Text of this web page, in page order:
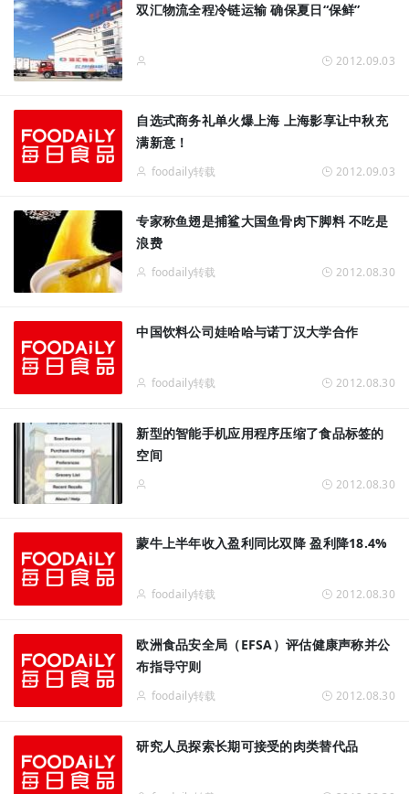
双汇物流全程冷链运输 确保夏日“保鲜”
2012.09.03
自选式商务礼单火爆上海 上海影享让中秋充
满新意！
foodaily转载 2012.09.03
专家称鱼翅是捕鲨大国鱼骨肉下脚料 不吃是
浪费
foodaily转载 2012.08.30
中国饮料公司娃哈哈与诺丁汉大学合作
foodaily转载 2012.08.30
新型的智能手机应用程序压缩了食品标签的
空间
2012.08.30
蒙牛上半年收入盈利同比双降 盈利降18.4%
foodaily转载 2012.08.30
欧洲食品安全局（EFSA）评估健康声称并公
布指导守则
foodaily转载 2012.08.30
研究人员探索长期可接受的肉类替代品